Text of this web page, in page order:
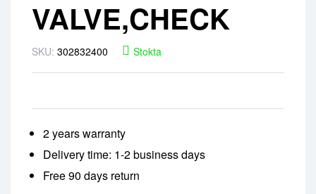
VALVE,CHECK
SKU: 302832400 Stokta
2 years warranty
Delivery time: 1-2 business days
Free 90 days return